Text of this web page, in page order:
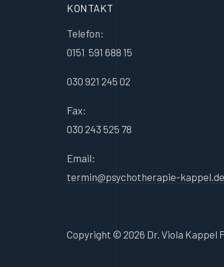
KONTAKT
Telefon:
0151 591 688 15
030 921 245 02
Fax:
030 243 525 78
Email:
termin@psychotherapie-kappel.de
Copyright © 2026 Dr. Viola Kappel